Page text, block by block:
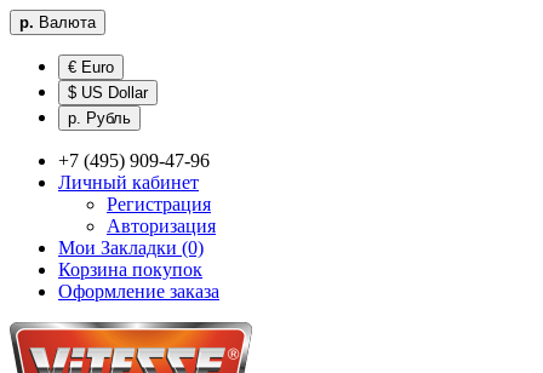
р. Валюта
€ Euro
$ US Dollar
р. Рубль
+7 (495) 909-47-96
Личный кабинет
Регистрация
Авторизация
Мои Закладки (0)
Корзина покупок
Оформление заказа